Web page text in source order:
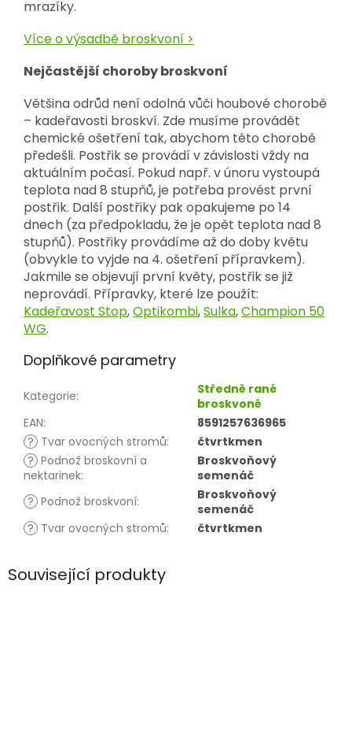
mrazíky.
Více o výsadbě broskvoní >
Nejčastější choroby broskvoní
Většina odrůd není odolná vůči houbové chorobě
– kadeřavosti broskví. Zde musíme provádět
chemické ošetření tak, abychom této chorobě
předešli. Postřik se provádí v závislosti vždy na
aktuálním počasí. Pokud např. v únoru vystoupá
teplota nad 8 stupňů, je potřeba provést první
postřik. Další postřiky pak opakujeme po 14
dnech (za předpokladu, že je opět teplota nad 8
stupňů). Postřiky provádíme až do doby květu
(obvykle to vyjde na 4. ošetření přípravkem).
Jakmile se objevují první květy, postřik se již
neprovádí. Přípravky, které lze použít:
Kadeřavost Stop,Optikombi,Sulka,Champion 50
WG.
Doplňkové parametry
Kategorie:
Středně rané
broskvoně
EAN:
8591257636965
? Tvar ovocných stromů:
čtvrtkmen
? Podnož broskovní a
nektarinek:
Broskvoňový
semenáč
? Podnož broskvoní:
Broskvoňový
semenáč
? Tvar ovocných stromů: čtvrtkmen
Související produkty